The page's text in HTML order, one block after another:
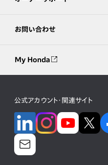
お問い合わせ
My Honda
公式アカウント・関連サイト